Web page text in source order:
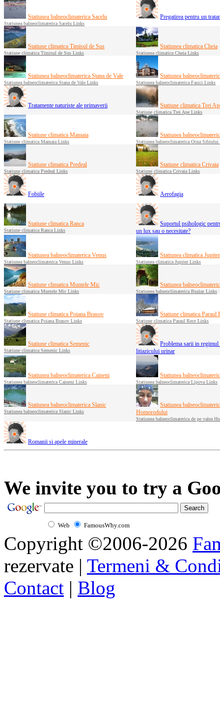
Statiunea balneoclimaterica Sacelu
Statiunea balneoclimaterica Sacelu Links
Pregatirea pentru un
Statiune climatica Timisul de Sus
Statiune climatica Timisul de Sus Links
Statiunea climatica Cheia
Statiunea climatica Cheia Links
Statiunea balneoclimaterica Stana de Vale
Statiunea balneoclimaterica Stana de Vale Links
Statiunea
Statiunea balneoclimaterica Fasici Links
Tratamente naturiste ale primaverii Statiune climatica Trei
Statiune climatica Trei Ape Links
Statiune climatica Mamaia
Statiune climatica Mamaia Links
Statiunea
Statiunea balneoclimaterica Ocna
Statiune climatica Predeal
Statiune climatica Predeal Links
Statiune climatica Crivaia
Statiune climatica Crivaia Links
Fobiile Aerofagia
Statiune climatica Ranca
Statiune climatica Ranca Links
Suportul psihologic
un lux sau o necesitate?
Statiunea balneoclimaterica Venus
Statiunea balneoclimaterica Venus Links
Statiunea climatica Jupiter
Statiunea climatica Jupiter Links
Statiune climatica Muntele Mic
Statiune climatica Muntele Mic Links
Statiunea
Statiunea balneoclimaterica Buzias Links
Statiune climatica Poiana Brasov
Statiune climatica Poiana Brasov Links
Statiune climatica Paraul
Statiune climatica Paraul Rece Links
Statiune climatica Semenic
Statiune climatica Semenic Links
Problema sarii in regimul
litiazicului urinar
Statiunea balneoclimaterica Caineni
Statiunea balneoclimaterica Caineni Links
Statiunea
Statiunea balneoclimaterica Lipova Links
Statiunea balneoclimaterica Slanic
Statiunea balneoclimaterica Slanic Links
Statiunea
Homorodului
Statiunea balneoclimaterica de pe valea
Romanii si apele minerale
We invite you to try a
Web FamousWhy.com
Copyright ©2006-2026
rezervate | Termeni &
Contact | Blog